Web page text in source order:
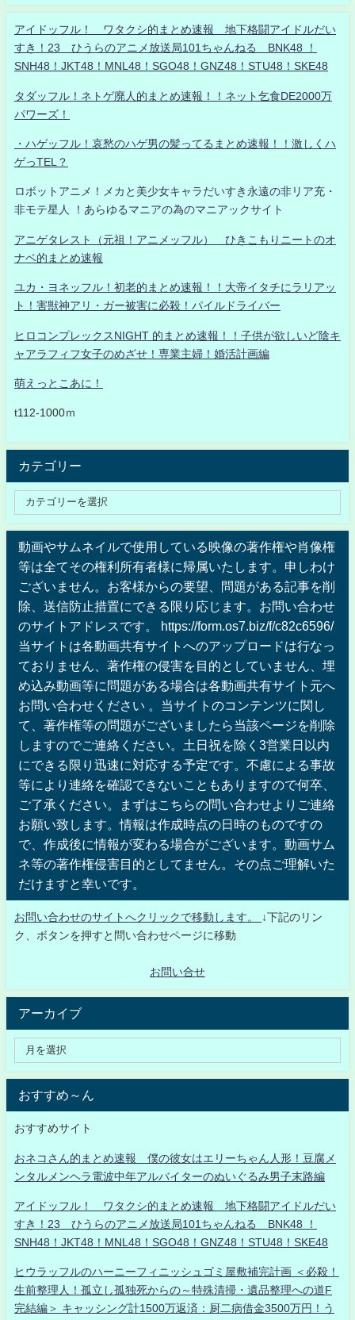
アイドッフル！ ワタクシ的まとめ速報 地下格闘アイドルだい
すき！23 ひうらのアニメ放送局101ちゃんねる BNK48 ！
SNH48！JKT48！MNL48！SGO48！GNZ48！STU48！SKE48
タダッフル！ネトゲ廃人的まとめ速報！！ネット乞食DE2000万
パワーズ！
・ハゲッフル！哀愁のハゲ男の髪ってるまとめ速報！！激しくハ
ゲっTEL？
ロボットアニメ！メカと美少女キャラだいすき永遠の非リア充・
非モテ星人 ！あらゆるマニアの為のマニアックサイト
アニゲタレスト（元祖！アニメッフル） ひきこもりニートのオ
ナベ的まとめ速報
ユカ・ヨネッフル！初老的まとめ速報！！大帝イタチにラリアッ
ト！害獣神アリ・ガー被害に必殺！パイルドライバー
ヒロコンプレックスNIGHT 的まとめ速報！！子供が欲しいど陰キ
ャアラフィフ女子のめざせ！専業主婦！婚活計画編
萌えっとこあに！
t112-1000ｍ
カテゴリー
動画やサムネイルで使用している映像の著作権や肖像権
等は全てその権利所有者様に帰属いたします。申しわけ
ございません。お客様からの要望、問題がある記事を削
除、送信防止措置にできる限り応じます。お問い合わせ
のサイトアドレスです。 https://form.os7.biz/f/c82c6596/
当サイトは各動画共有サイトへのアップロードは行なっ
ておりません、著作権の侵害を目的としていません、埋
め込み動画等に問題がある場合は各動画共有サイト元へ
お問い合わせください 。当サイトのコンテンツに関し
て、著作権等の問題がございましたら当該ページを削除
しますのでご連絡ください。土日祝を除く3営業日以内
にできる限り迅速に対応する予定です。不慮による事故
等により連絡を確認できないこともありますので何卒、
ご了承ください。まずはこちらの問い合わせよりご連絡
お願い致します。情報は作成時点の日時のものですの
で、作成後に情報が変わる場合がございます。動画サム
ネ等の著作権侵害目的としてません。その点ご理解いた
だけますと幸いです。
お問い合わせのサイトへクリックで移動します。
↓下記のリン
ク、ボタンを押すと問い合わせページに移動
お問い合せ
アーカイブ
おすすめ～ん
おすすめサイト
おネコさん的まとめ速報 僕の彼女はエリーちゃん人形！豆腐メ
ンタルメンヘラ電波中年アルバイターのぬいぐるみ男子末路編
アイドッフル！ ワタクシ的まとめ速報 地下格闘アイドルだい
すき！23 ひうらのアニメ放送局101ちゃんねる BNK48 ！
SNH48！JKT48！MNL48！SGO48！GNZ48！STU48！SKE48
ヒウラッフルのハーニーフィニッシュゴミ屋敷補完計画 ＜必殺！
生前整理人！孤立し孤独死からの～特殊清掃・遺品整理への道F
完結編＞ キャッシング計1500万返済：厨二病借金3500万円！う